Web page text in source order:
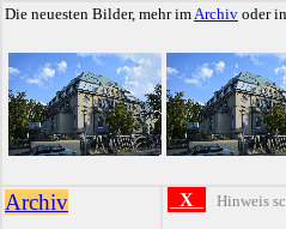
Die neuesten Bilder, mehr imArchiv oder
Archiv X Hinweis